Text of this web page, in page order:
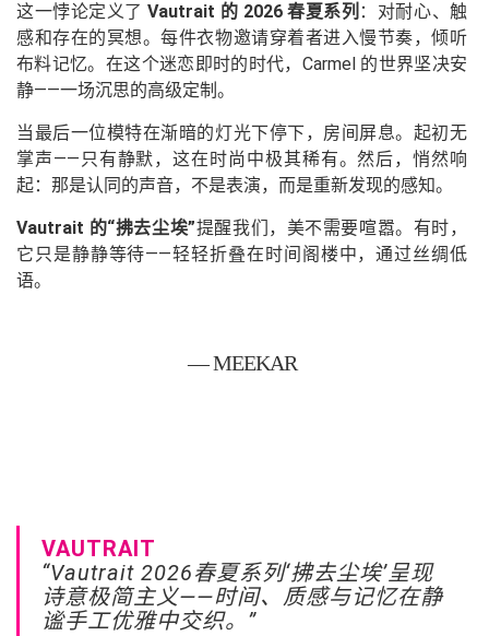
这一悖论定义了Vautrait 的 2026 春夏系列 ：对耐心、触
感和存在的冥想。每件衣物邀请穿着者进入慢节奏，倾听
布料记忆。在这个迷恋即时的时代，Carmel 的世界坚决安
静——一场沉思的高级定制。
当最后一位模特在渐暗的灯光下停下，房间屏息。起初无
掌声——只有静默，这在时尚中极其稀有。然后，悄然响
起：那是认同的声音，不是表演，而是重新发现的感知。
Vautrait 的“拂去尘埃”提醒我们，美不需要喧嚣。有时，
它只是静静等待——轻轻折叠在时间阁楼中，通过丝绸低
语。
— MEEKAR
VAUTRAIT
“Vautrait 2026春夏系列‘拂去尘埃’呈现
诗意极简主义——时间、质感与记忆在静
谧手工优雅中交织。”